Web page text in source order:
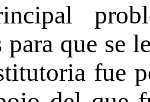
para que se
fue